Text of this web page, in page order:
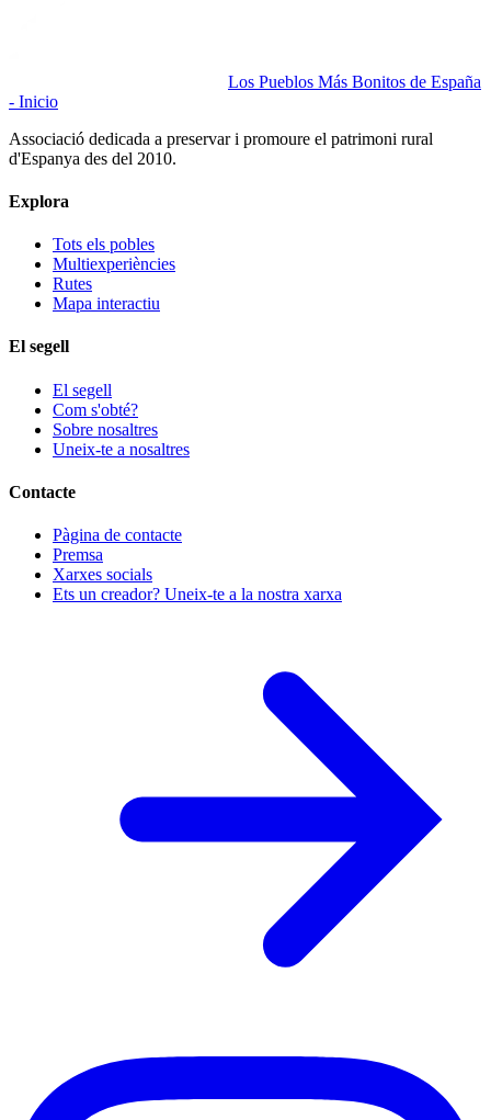
Los Pueblos Más Bonitos de España
- Inicio
Associació dedicada a preservar i promoure el patrimoni rural
d'Espanya des del 2010.
Explora
Tots els pobles
Multiexperiències
Rutes
Mapa interactiu
El segell
El segell
Com s'obté?
Sobre nosaltres
Uneix-te a nosaltres
Contacte
Pàgina de contacte
Premsa
Xarxes socials
Ets un creador? Uneix-te a la nostra xarxa